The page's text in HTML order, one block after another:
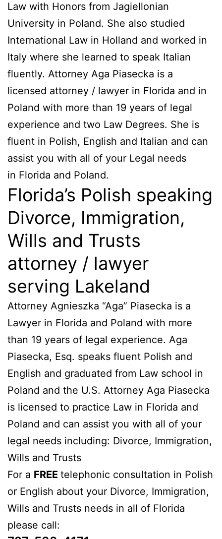
Law with Honors from Jagiellonian
University in Poland. She also studied
International Law in Holland and worked in
Italy where she learned to speak Italian
fluently. Attorney Aga Piasecka is a
licensed attorney / lawyer in Florida and in
Poland with more than 19 years of legal
experience and two Law Degrees. She is
fluent in Polish, English and Italian and can
assist you with all of your Legal needs
in Florida and Poland.
Florida’s Polish speaking
Divorce, Immigration,
Wills and Trusts
attorney / lawyer
serving Lakeland
Attorney Agnieszka “Aga” Piasecka is a
Lawyer in Florida and Poland with more
than 19 years of legal experience. Aga
Piasecka, Esq. speaks fluent Polish and
English and graduated from Law school in
Poland and the U.S. Attorney Aga Piasecka
is licensed to practice Law in Florida and
Poland and can assist you with all of your
legal needs including: Divorce, Immigration,
Wills and Trusts
For a FREE telephonic consultation in Polish
or English about your Divorce, Immigration,
Wills and Trusts needs in all of Florida
please call: